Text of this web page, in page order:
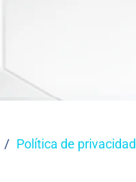
Política de privacidad